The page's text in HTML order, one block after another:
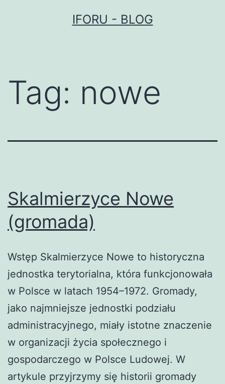
IFORU - BLOG
Tag: nowe
Skalmierzyce Nowe
(gromada)
Wstęp Skalmierzyce Nowe to historyczna
jednostka terytorialna, która funkcjonowała
w Polsce w latach 1954–1972. Gromady,
jako najmniejsze jednostki podziału
administracyjnego, miały istotne znaczenie
w organizacji życia społecznego i
gospodarczego w Polsce Ludowej. W
artykule przyjrzymy się historii gromady